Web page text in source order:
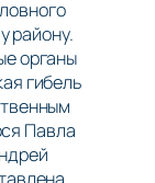
району.
органы
гибель
Павла